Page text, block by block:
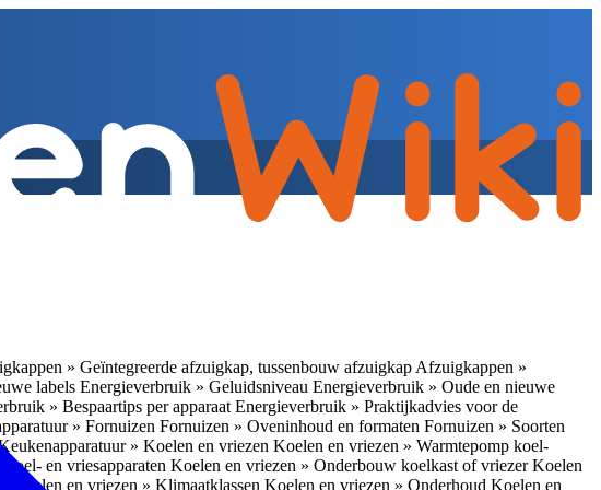
» Geïntegreerde afzuigkap, tussenbouw afzuigkap Afzuigkappen »
labels Energieverbruik » Geluidsniveau Energieverbruik » Oude en nieuwe
» Bespaartips per apparaat Energieverbruik » Praktijkadvies voor de
» Fornuizen Fornuizen » Oveninhoud en formaten Fornuizen » Soorten
» Koelen en vriezen Koelen en vriezen » Warmtepomp koel-
koel- en vriesapparaten Koelen en vriezen » Onderbouw koelkast of vriezerKoelen
Koelen en vriezen » Klimaatklassen Koelen en vriezen » Onderhoud Koelen en